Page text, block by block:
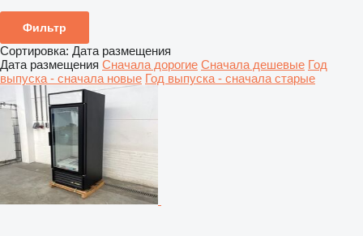
Фильтр
Сортировка: Дата размещения
Дата размещения Сначала дорогие Сначала дешевые Год
выпуска - сначала новые Год выпуска - сначала старые